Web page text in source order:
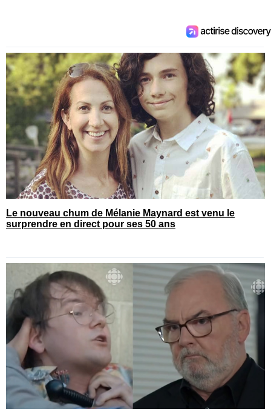
Le nouveau chum de Mélanie Maynard est venu le
surprendre en direct pour ses 50 ans